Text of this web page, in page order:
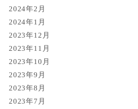
2024年2月
2024年1月
2023年12月
2023年11月
2023年10月
2023年9月
2023年8月
2023年7月